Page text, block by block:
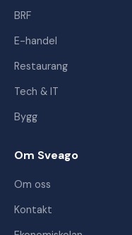
BRF
E-handel
Restaurang
Tech & IT
Bygg
Om Sveago
Om oss
Kontakt